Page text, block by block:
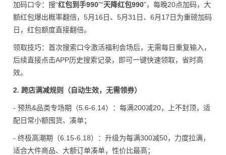
加码口令：搜“红包到手990”“天降红包990”，每晚20点加码，大
额红包爆出概率翻倍，5月16日、5月31日、6月17日为重磅加码
日，红包额度直接翻倍。
领取技巧：首次搜索口令激活福利会场后，无需每日重复输入，
后续直接点击APP历史搜索记录，即可一键快速领取，省时高
效。
2. 跨店满减规则（自动生效，无需领券）
- 预热&品类专场期（5.6-6.14）：每满200减20，上不封顶，适
配日常小额囤货、凑单；
- 终极高潮期（6.15-6.18）：升级为每满300减50，力度拉满，
适合大件商品、大额订单凑单，性价比最高；